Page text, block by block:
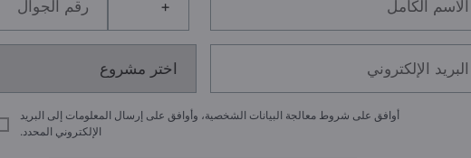
أوافق على شروط معالجة البيانات الشخصية، وأوافق على إرسال المعلومات إلى البريد
الإلكتروني المحدد.